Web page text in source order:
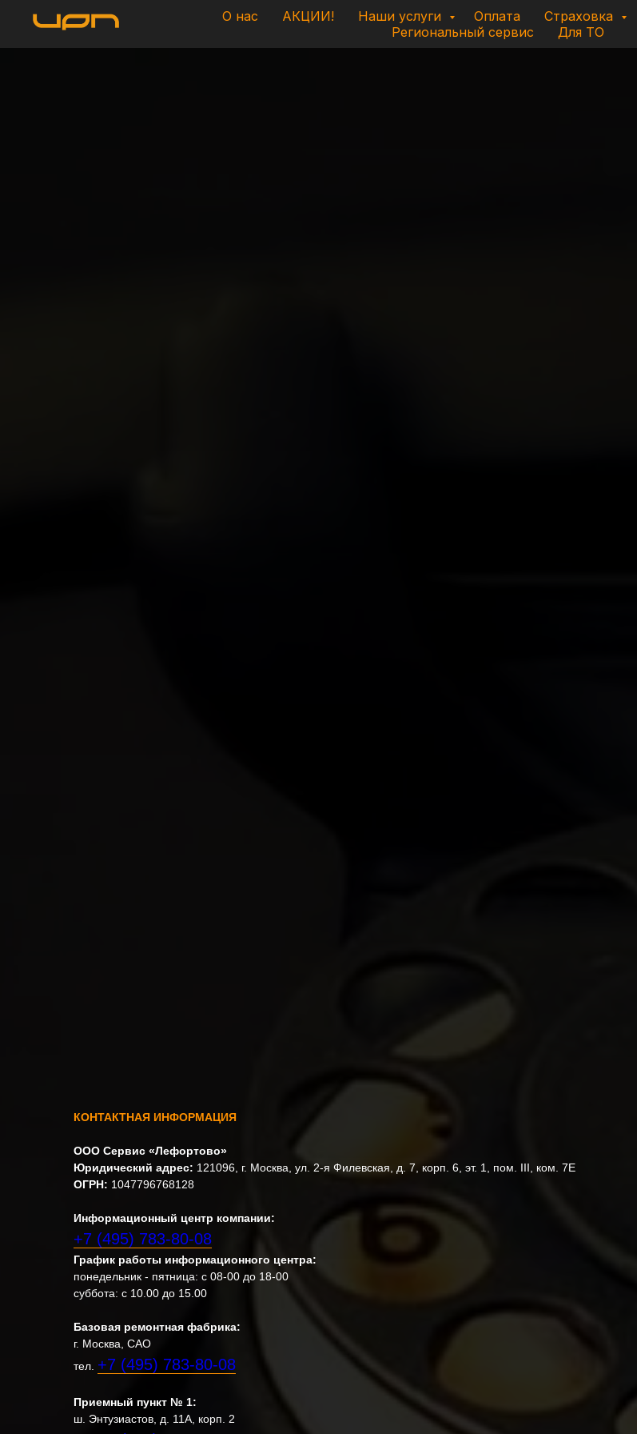
О нас АКЦИИ! Наши услуги Оплата Страховка
Региональный сервис
Для ТО
КОНТАКТНАЯ ИНФОРМАЦИЯ
ООО Сервис «Лефортово»
Юридический адрес: 121096, г. Москва, ул. 2-я Филевская, д. 7, корп. 6, эт. 1, пом. III, ком. 7Е
ОГРН: 1047796768128
Информационный центр компании:
+7 (495) 783-80-08
График работы информационного центра:
понедельник - пятница: с 08-00 до 18-00
суббота: с 10.00 до 15.00
Базовая ремонтная фабрика:
г. Москва, САО
тел. +7 (495) 783-80-08
Приемный пункт № 1:
ш. Энтузиастов, д. 11A, корп. 2